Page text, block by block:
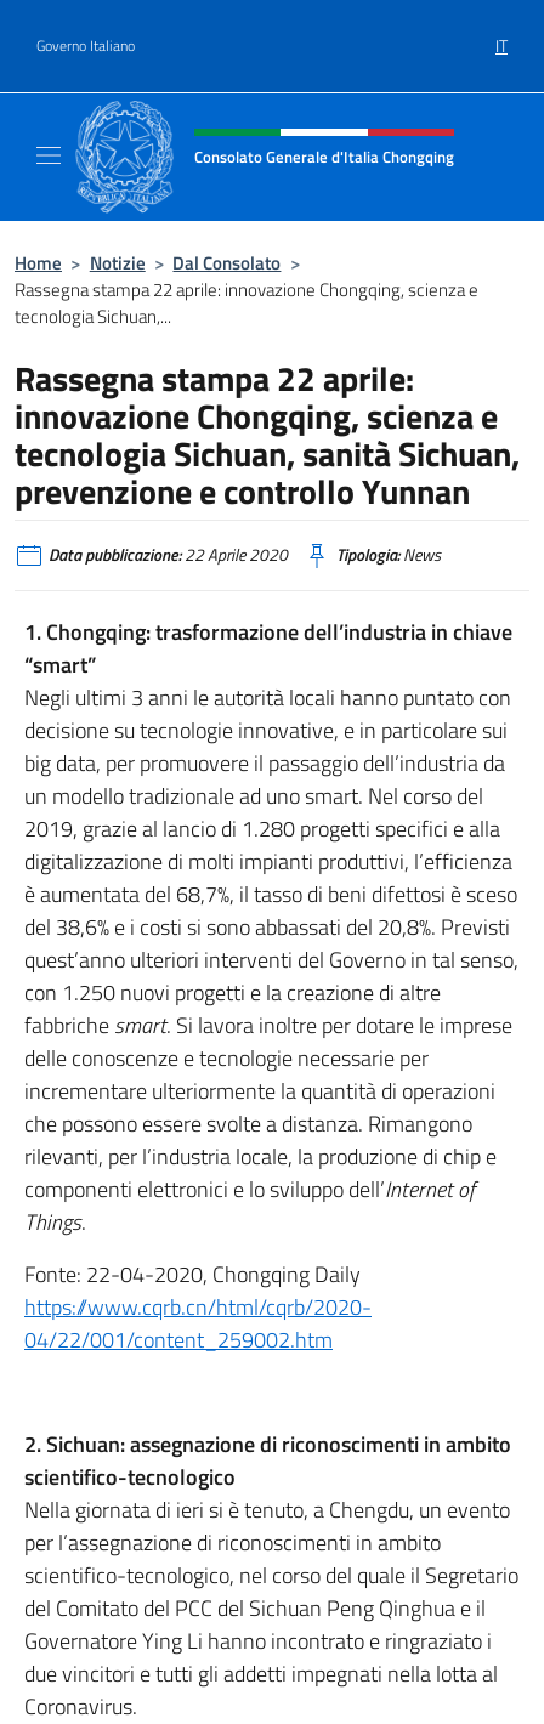
Governo Italiano IT
Intestazione sito, social e menù
Consolato Generale d'Italia Chongqing
Home > Notizie > Dal Consolato >
Rassegna stampa 22 aprile: innovazione Chongqing, scienza e
tecnologia Sichuan,...
Rassegna stampa 22 aprile:
innovazione Chongqing, scienza e
tecnologia Sichuan, sanità Sichuan,
prevenzione e controllo Yunnan
Data pubblicazione:22 Aprile 2020 Tipologia:News
1. Chongqing: trasformazione dell’industria in chiave
“smart”
Negli ultimi 3 anni le autorità locali hanno puntato con
decisione su tecnologie innovative, e in particolare sui
big data, per promuovere il passaggio dell’industria da
un modello tradizionale ad uno smart. Nel corso del
2019, grazie al lancio di 1.280 progetti specifici e alla
digitalizzazione di molti impianti produttivi, l’efficienza
è aumentata del 68,7%, il tasso di beni difettosi è sceso
del 38,6% e i costi si sono abbassati del 20,8%. Previsti
quest’anno ulteriori interventi del Governo in tal senso,
con 1.250 nuovi progetti e la creazione di altre
fabbrichesmart. Si lavora inoltre per dotare le imprese
delle conoscenze e tecnologie necessarie per
incrementare ulteriormente la quantità di operazioni
che possono essere svolte a distanza. Rimangono
rilevanti, per l’industria locale, la produzione di chip e
componenti elettronici e lo sviluppo dell’Internet of
Things.
Fonte: 22-04-2020, Chongqing Daily
https://www.cqrb.cn/html/cqrb/2020-
04/22/001/content_259002.htm
2. Sichuan: assegnazione di riconoscimenti in ambito
scientifico-tecnologico
Nella giornata di ieri si è tenuto, a Chengdu, un evento
per l’assegnazione di riconoscimenti in ambito
scientifico-tecnologico, nel corso del quale il Segretario
del Comitato del PCC del Sichuan Peng Qinghua e il
Governatore Ying Li hanno incontrato e ringraziato i
due vincitori e tutti gli addetti impegnati nella lotta al
Coronavirus.